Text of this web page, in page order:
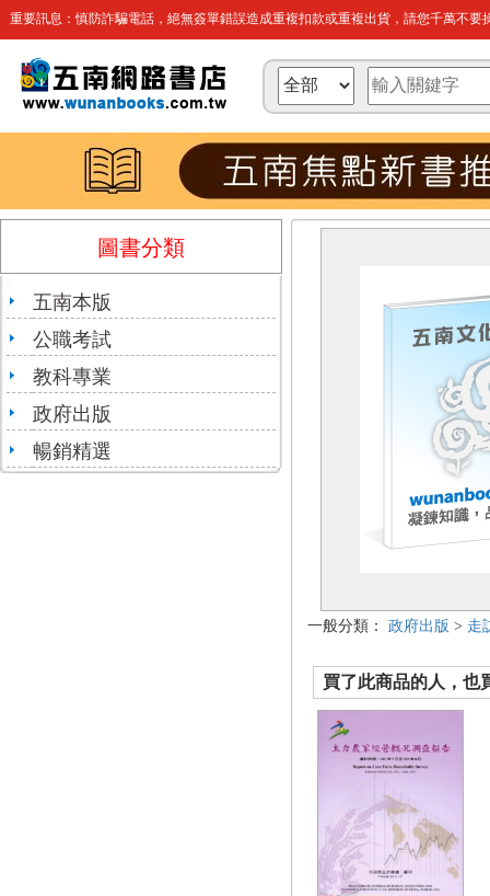
重要訊息：慎防詐騙電話，絕無簽單錯誤造成重複扣款或重複出貨，請您千萬不要
圖書分類
五南本版
公職考試
教科專業
政府出版
暢銷精選
一般分類： 政府出版 > 走
買了此商品的人，也